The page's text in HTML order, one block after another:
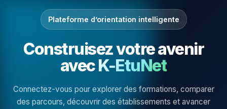
Plateforme d’orientation intelligente
Construisez votre avenir
avecK-EtuNet
Connectez-vous pour explorer des formations, comparer
des parcours, découvrir des établissements et avancer